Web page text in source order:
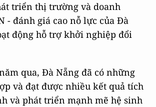
triển thị trường và doanh
- đánh giá cao nỗ lực của Đà
động hỗ trợ khởi nghiệp đổi
qua, Đà Nẵng đã có những
và đạt được nhiều kết quả tích
và phát triển mạnh mẽ hệ sinh